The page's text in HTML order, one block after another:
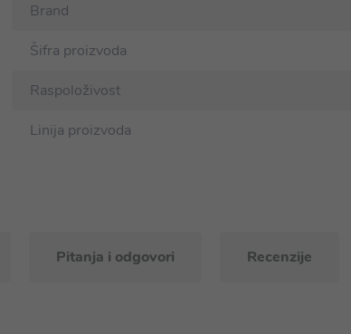
Brand
Šifra proizvoda
Raspoloživost
Linija proizvoda
Pitanja i odgovori Recenzije